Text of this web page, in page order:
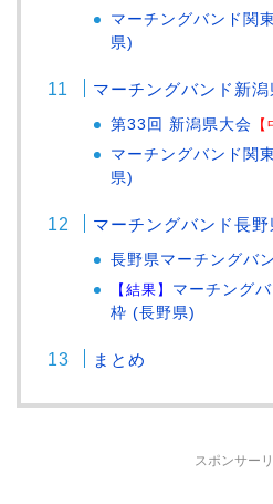
マーチングバンド関
県)
マーチングバンド新
第33回 新潟県大会
マーチングバンド関
県)
マーチングバンド長
長野県マーチングバ
【結果】 マーチング
枠 (長野県)
まとめ
スポンサー